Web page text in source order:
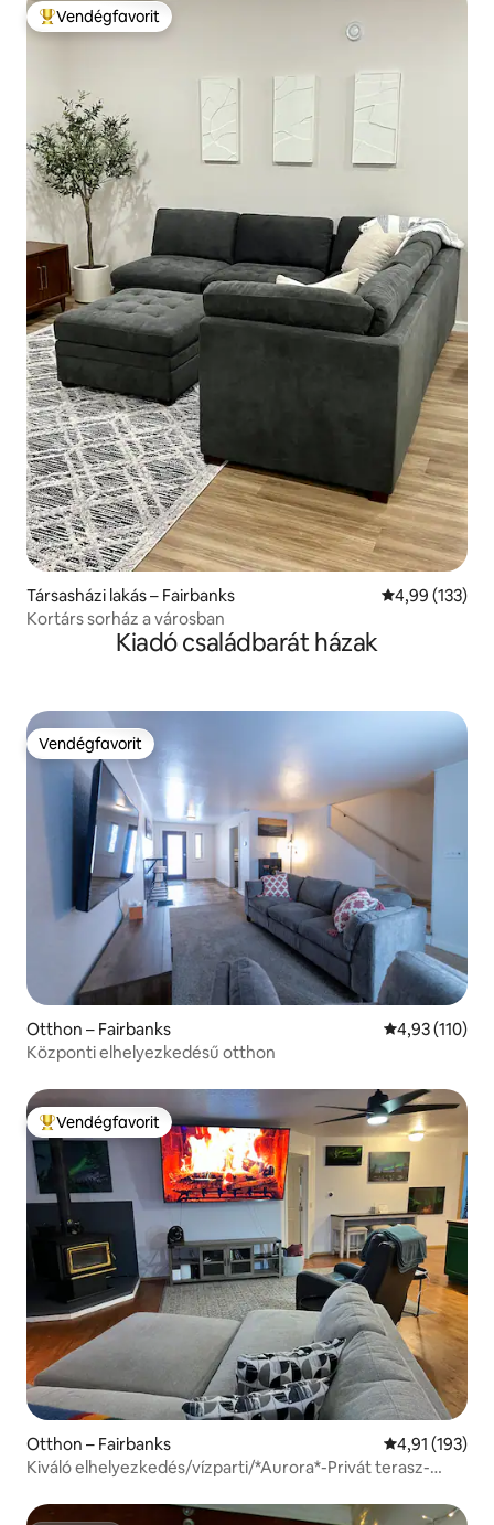
Kiemelt vendégfavorit
Vendégfavorit
Társasházi lakás – Fairbanks Átlagos
4,99 (133)
Kortárs sorház a városban
Kiadó családbarát házak
Vendégfavorit
Vendégfavorit
Otthon – Fairbanks Átlagos
4,93 (110)
Központi elhelyezkedésű otthon
Kiemelt vendégfavorit
Vendégfavorit
Otthon – Fairbanks Átlagos
4,91 (193)
Kiváló elhelyezkedés/vízparti/*Aurora*-Privát terasz-